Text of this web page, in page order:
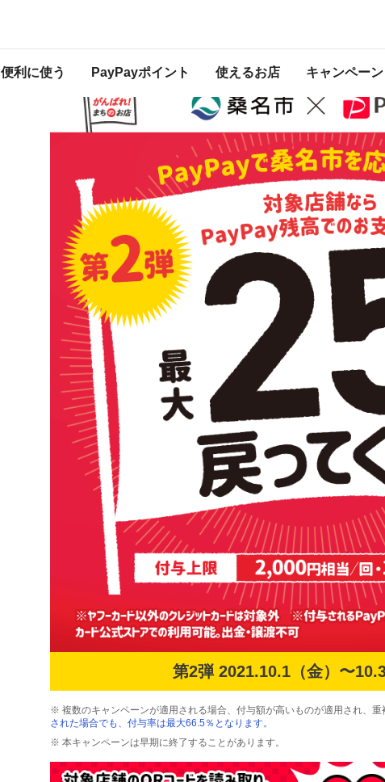
便利に使う PayPayポイント 使えるお店 キャンペーン
ります。
第2弾 2021.10.1（金）〜
※ 複数のキャンペーンが適用される場合、付与額が高いものが適用され、重
された場合でも、付与率は最大66.5％となります。
※ 本キャンペーンは早期に終了することがあります。